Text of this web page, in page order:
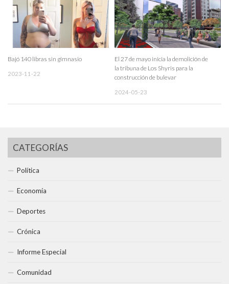
Bajó 140 libras sin gimnasio
2023-11-22
El 27 de mayo inicia la demolición de
la tribuna de Los Shyris para la
construcción de bulevar
2024-05-23
CATEGORÍAS
Política
Economía
Deportes
Crónica
Informe Especial
Comunidad